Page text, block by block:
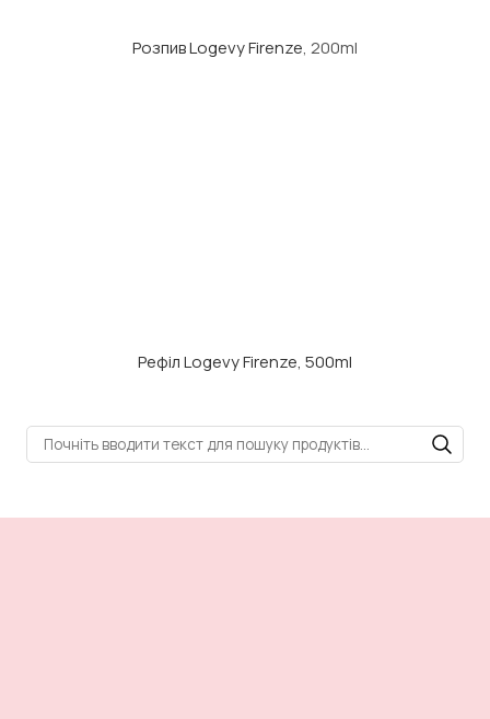
Розпив Logevy Firenze, 200ml
Рефіл Logevy Firenze, 500ml